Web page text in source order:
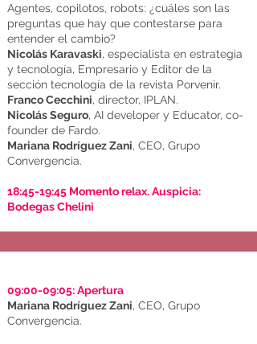
Agentes, copilotos, robots: ¿cuáles son las
preguntas que hay que contestarse para
entender el cambio?
Nicolás Karavaski, especialista en estrategia
y tecnología, Empresario y Editor de la
sección tecnología de la revista Porvenir.
Franco Cecchini, director, IPLAN.
Nicolás Seguro, AI developer y Educator, co-
founder de Fardo.
Mariana Rodríguez Zani, CEO, Grupo
Convergencia.
18:45-19:45 Momento relax. Auspicia:
Bodegas Chelini
09:00-09:05:Apertura
Mariana Rodríguez Zani, CEO, Grupo
Convergencia.